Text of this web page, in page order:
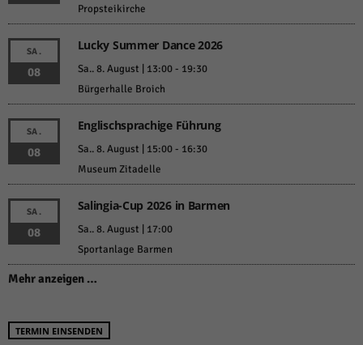
Propsteikirche
SA.
08
Lucky Summer Dance 2026
Sa.. 8. August | 13:00- 19:30
Bürgerhalle Broich
SA.
08
Englischsprachige Führung
Sa.. 8. August | 15:00- 16:30
Museum Zitadelle
SA.
08
Salingia-Cup 2026 in Barmen
Sa.. 8. August | 17:00
Sportanlage Barmen
Mehr anzeigen …
TERMIN EINSENDEN